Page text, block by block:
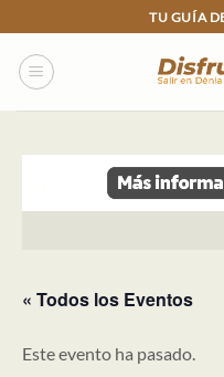
to
content
TU GUÍA
« Todos los Eventos
Este evento ha pasado.